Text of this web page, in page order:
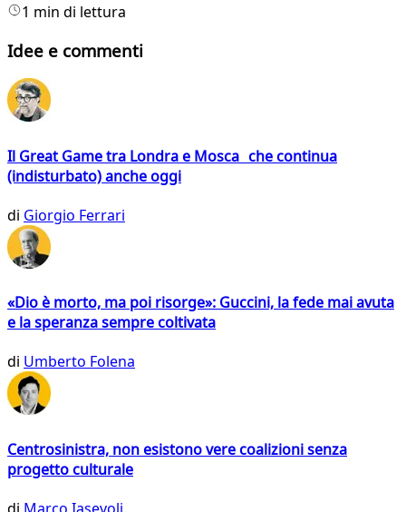
1 min di lettura
Idee e commenti
Il Great Game tra Londra e Mosca che continua
(indisturbato) anche oggi
di Giorgio Ferrari
«Dio è morto, ma poi risorge»: Guccini, la fede mai avuta
e la speranza sempre coltivata
di Umberto Folena
Centrosinistra, non esistono vere coalizioni senza
progetto culturale